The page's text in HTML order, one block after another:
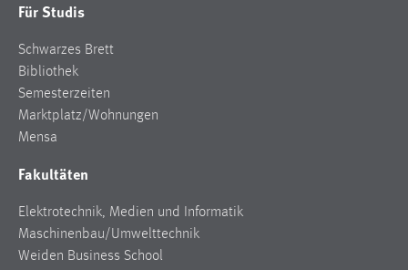
Für Studis
Schwarzes Brett
Bibliothek
Semesterzeiten
Marktplatz/Wohnungen
Mensa
Fakultäten
Elektrotechnik, Medien und Informatik
Maschinenbau/Umwelttechnik
Weiden Business School